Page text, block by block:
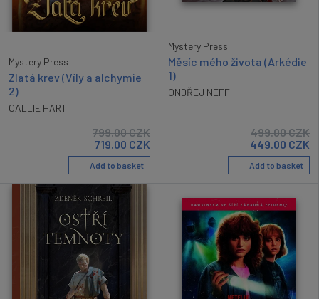
Mystery Press
Zlatá krev (Víly a alchymie
2)
CALLIE HART
799.00CZK
719.00 CZK
Add to basket
Mystery Press
Měsíc mého života (Arkédie
1)
ONDŘEJ NEFF
499.00CZK
449.00 CZK
Add to basket